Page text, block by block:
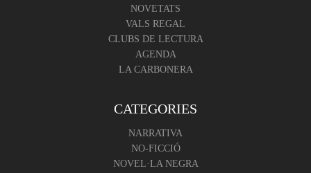
NOVETATS
VALS REGAL
CLUBS DE LECTURA
AGENDA
LA CARBONERA
CATEGORIES
NARRATIVA
NO-FICCIÓ
NOVEL·LA NEGRA